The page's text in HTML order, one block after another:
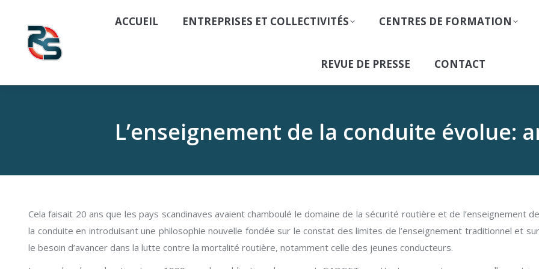
ACCUEIL ENTREPRISES ET COLLECTIVITÉS CENTRES DE FORMATION
REVUE DE PRESSE CONTACT
L’enseignement de la conduite évolue:
Cela faisait 20 ans que les pays scandinaves avaient chamboulé le domaine de la sécurité routière et de l’enseignement de
la conduite en introduisant une philosophie nouvelle fondée sur le constat des limites de l’enseignement traditionnel et sur
le besoin d’avancer dans la lutte contre la mortalité routière, notamment celle des jeunes conducteurs.